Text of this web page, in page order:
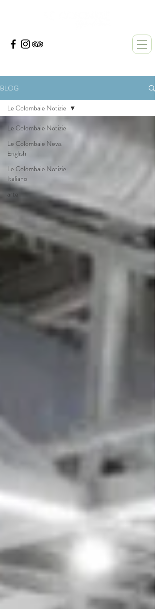
BLOG
Le Colombaie Notizie
Le Colombaie News
English
Le Colombaie Notizie
Italiano
arte
Le Colombaie Notizie